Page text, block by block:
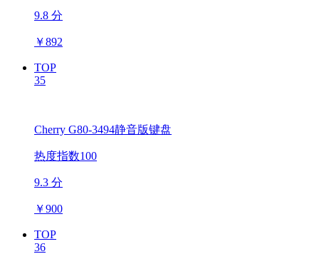
9.8 分
￥892
TOP
35
Cherry G80-3494静音版键盘
热度指数100
9.3 分
￥900
TOP
36